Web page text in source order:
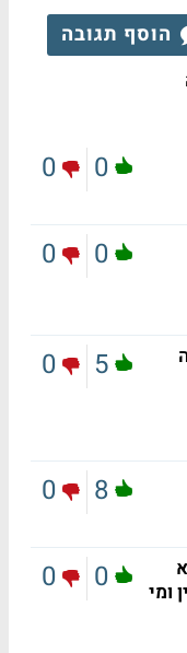
הוסף תגובה
0
0
0
0
5
0
8
0
ומי
0
0